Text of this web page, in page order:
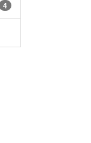
4